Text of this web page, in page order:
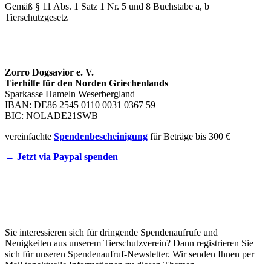
Gemäß § 11 Abs. 1 Satz 1 Nr. 5 und 8 Buchstabe a, b
Tierschutzgesetz
Zorro Dogsavior e. V.
Tierhilfe für den Norden Griechenlands
Sparkasse Hameln Weserbergland
IBAN: DE86 2545 0110 0031 0367 59
BIC: NOLADE21SWB
vereinfachte Spendenbescheinigung für Beträge bis 300 €
→ Jetzt via Paypal spenden
Sie interessieren sich für dringende Spendenaufrufe und
Neuigkeiten aus unserem Tierschutzverein? Dann registrieren Sie
sich für unseren Spendenaufruf-Newsletter. Wir senden Ihnen per